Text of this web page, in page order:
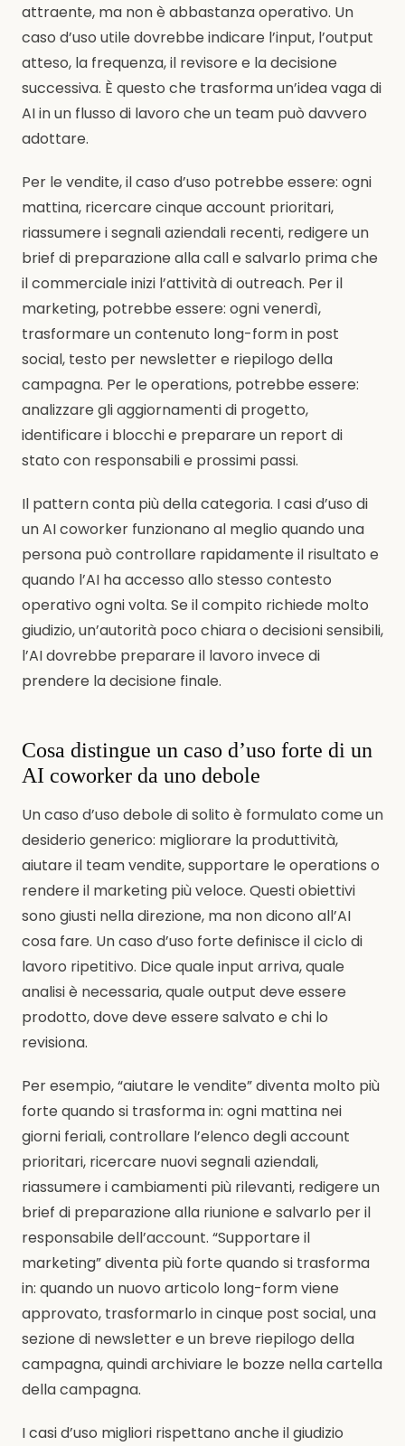
attraente, ma non è abbastanza operativo. Un
caso d’uso utile dovrebbe indicare l’input, l’output
atteso, la frequenza, il revisore e la decisione
successiva. È questo che trasforma un’idea vaga di
AI in un flusso di lavoro che un team può davvero
adottare.
Per le vendite, il caso d’uso potrebbe essere: ogni
mattina, ricercare cinque account prioritari,
riassumere i segnali aziendali recenti, redigere un
brief di preparazione alla call e salvarlo prima che
il commerciale inizi l’attività di outreach. Per il
marketing, potrebbe essere: ogni venerdì,
trasformare un contenuto long-form in post
social, testo per newsletter e riepilogo della
campagna. Per le operations, potrebbe essere:
analizzare gli aggiornamenti di progetto,
identificare i blocchi e preparare un report di
stato con responsabili e prossimi passi.
Il pattern conta più della categoria. I casi d’uso di
un AI coworker funzionano al meglio quando una
persona può controllare rapidamente il risultato e
quando l’AI ha accesso allo stesso contesto
operativo ogni volta. Se il compito richiede molto
giudizio, un’autorità poco chiara o decisioni sensibili,
l’AI dovrebbe preparare il lavoro invece di
prendere la decisione finale.
Cosa distingue un caso d’uso forte di un
AI coworker da uno debole
Un caso d’uso debole di solito è formulato come un
desiderio generico: migliorare la produttività,
aiutare il team vendite, supportare le operations o
rendere il marketing più veloce. Questi obiettivi
sono giusti nella direzione, ma non dicono all’AI
cosa fare. Un caso d’uso forte definisce il ciclo di
lavoro ripetitivo. Dice quale input arriva, quale
analisi è necessaria, quale output deve essere
prodotto, dove deve essere salvato e chi lo
revisiona.
Per esempio, “aiutare le vendite” diventa molto più
forte quando si trasforma in: ogni mattina nei
giorni feriali, controllare l’elenco degli account
prioritari, ricercare nuovi segnali aziendali,
riassumere i cambiamenti più rilevanti, redigere un
brief di preparazione alla riunione e salvarlo per il
responsabile dell’account. “Supportare il
marketing” diventa più forte quando si trasforma
in: quando un nuovo articolo long-form viene
approvato, trasformarlo in cinque post social, una
sezione di newsletter e un breve riepilogo della
campagna, quindi archiviare le bozze nella cartella
della campagna.
I casi d’uso migliori rispettano anche il giudizio